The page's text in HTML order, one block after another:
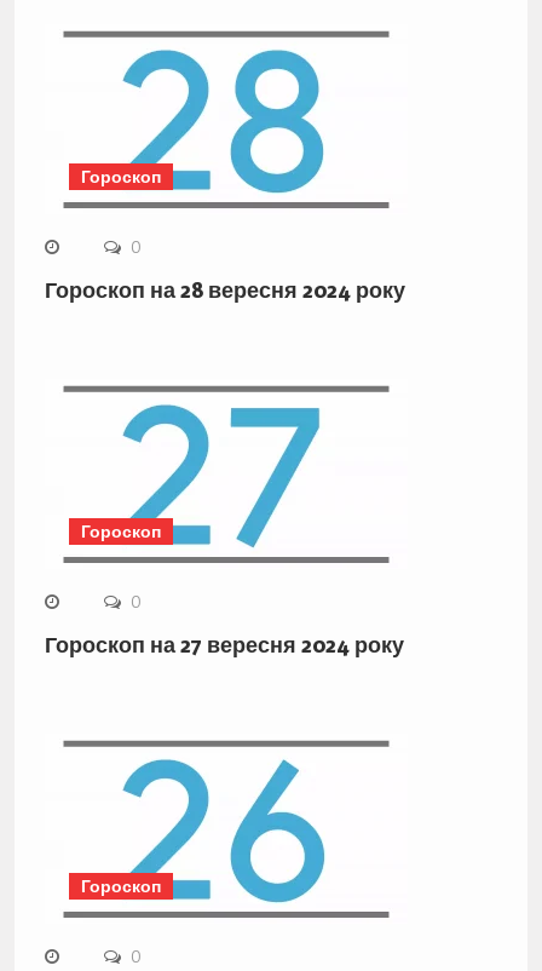
Гороскоп
0
Гороскоп на 28 вересня 2024 року
Гороскоп
0
Гороскоп на 27 вересня 2024 року
Гороскоп
0